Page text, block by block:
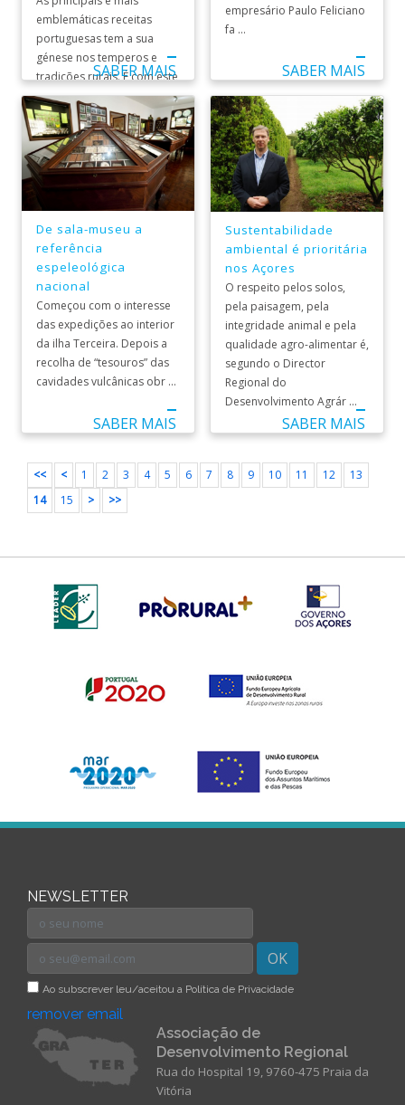
emblemáticas receitas
portuguesas tem a sua
génese nos temperos e
tradições rurais. É com este
pressuposto ...
SABER MAIS
empresário Paulo Feliciano
fa ...
SABER MAIS
De sala-museu a
referência
espeleológica
nacional
Começou com o interesse
das expedições ao interior
da ilha Terceira. Depois a
recolha de “tesouros” das
cavidades vulcânicas obr ...
SABER MAIS
Sustentabilidade
ambiental é prioritária
nos Açores
O respeito pelos solos,
pela paisagem, pela
integridade animal e pela
qualidade agro-alimentar é,
segundo o Director
Regional do
Desenvolvimento Agrár ...
SABER MAIS
<< < 1 2 3 4 5 6 7 8 9 10 11 12
13
14
15 > >>
NEWSLETTER
OK
Ao subscrever leu/aceitou a Política de Privacidade
remover email
Associação de
Desenvolvimento Regional
Rua do Hospital 19, 9760-475 Praia da
Vitória